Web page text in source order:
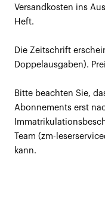
Versandkosten ins
Heft.
Die Zeitschrift
Doppelausgaben).
Bitte beachten Sie,
Abonnements erst
Team (zm-
kann.